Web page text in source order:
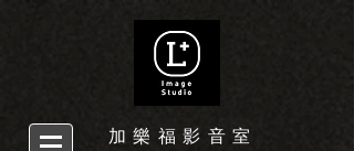
加樂福影音室